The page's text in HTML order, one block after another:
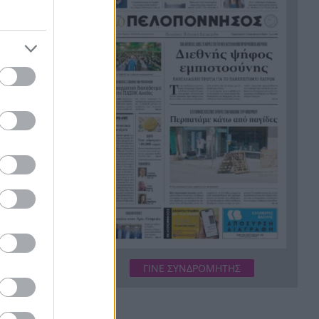
τα
σκούπα.
ή
στην Κορσική
17:04 Μέχρι 600 ευρώ για διακοπές:
Δείτε αν ανοίγει σήμερα το
ΑΦΜ σας και ποια όρια
αυξήθηκαν
17:03 «Σε ψάχνω»: Κλόουν
εμφανίζεται σε κάμερα
σπιτιού λίγο πριν βρεθεί
νεκρός 78χρονος
Σχεδόν 1 δισ. ευρώ
ρυθμισμένες οφειλές μέσω
του Εξωδικαστικού
Μηχανισμού στη Δυτική
Ελλάδα
ΓΙΝΕ ΣΥΝΔΡΟΜΗΤΗΣ